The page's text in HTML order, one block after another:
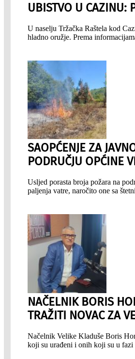
UBISTVO U CAZINU:
U naselju Tržačka Raštela kod
hladno oružje. Prema
SAOPĆENJE ZA
PODRUČJU OPĆINE
Usljed porasta broja požara na
paljenja vatre, naročito one sa
NAČELNIK BORIS
TRAŽITI NOVAC ZA
Načelnik Velike Kladuše Boris
koji su urađeni i onih koji su u fazi